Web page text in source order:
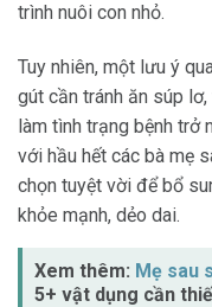
trình nuôi con nhỏ.
Tuy nhiên, một lưu ý
gút cần tránh ăn súp
làm tình trạng bệnh trở
với hầu hết các bà mẹ
chọn tuyệt vời để bổ
khỏe mạnh, dẻo dai.
Xem thêm: Mẹ sau
5+ vật dụng cần